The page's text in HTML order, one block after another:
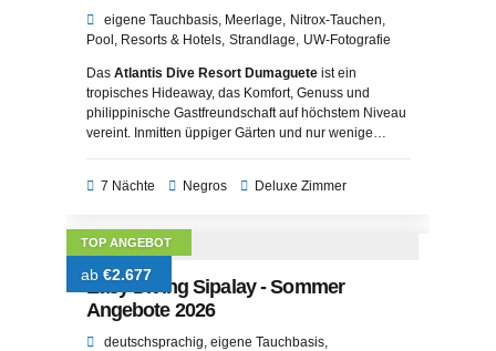
eigene Tauchbasis Meerlage
Nitrox-Tauchen
Pool Resorts & Hotels Strandlage UW-Fotografie
Das Atlantis Dive Resort Dumagueteist ein
tropisches Hideaway, das Komfort, Genuss und
philippinische Gastfreundschaft auf höchstem Niveau
vereint. Inmitten üppiger Gärten und nur wenige
Abenteuer und kulinarischer Vielfalt. Dank seiner
der idealen Lage ist das Resort die perfekte Wahl für
Taucher, Naturfreunde und Erholungssuchende
gleichermaßen. Ob beim Sonnenuntergang am
Strand, bei einer Spa-Anwendung oder einem
Ausflug zu den Twin Lakes – hier wird jeder Moment
7 Nächte Negros Deluxe Zimmer
TOP ANGEBOT
ab €2.677
Easy Diving Sipalay - Sommer
Angebote 2026
deutschsprachig eigene Tauchbasis